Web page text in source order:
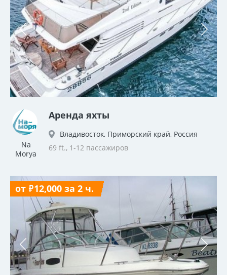
Na
Morya
Аренда яхты
Владивосток, Приморский край, Россия
69 ft., 1-12 пассажиров
от ₽12,000 за 2 ч.